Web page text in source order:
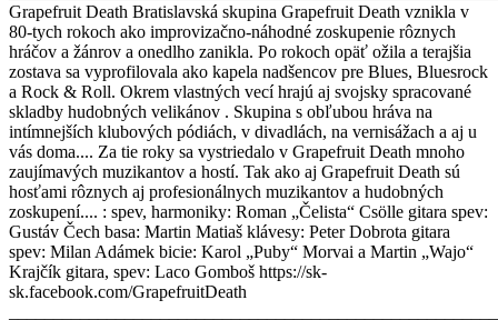
Grapefruit Death Bratislavská skupina Grapefruit Death vznikla v
80-tych rokoch ako improvizačno-náhodné zoskupenie rôznych
hráčov a žánrov a onedlho zanikla. Po rokoch opäť ožila a terajšia
zostava sa vyprofilovala ako kapela nadšencov pre Blues, Bluesrock
a Rock & Roll. Okrem vlastných vecí hrajú aj svojsky spracované
skladby hudobných velikánov . Skupina s obľubou hráva na
intímnejších klubových pódiách, v divadlách, na vernisážach a aj u
vás doma.... Za tie roky sa vystriedalo v Grapefruit Death mnoho
zaujímavých muzikantov a hostí. Tak ako aj Grapefruit Death sú
hosťami rôznych aj profesionálnych muzikantov a hudobných
zoskupení.... : spev, harmoniky: Roman „Čelista“ Csölle gitara spev:
Gustáv Čech basa: Martin Matiaš klávesy: Peter Dobrota gitara
spev: Milan Adámek bicie: Karol „Puby“ Morvai a Martin „Wajo“
Krajčík gitara, spev: Laco Gomboš https://sk-
sk.facebook.com/GrapefruitDeath